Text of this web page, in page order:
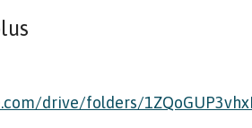
drive/folders/